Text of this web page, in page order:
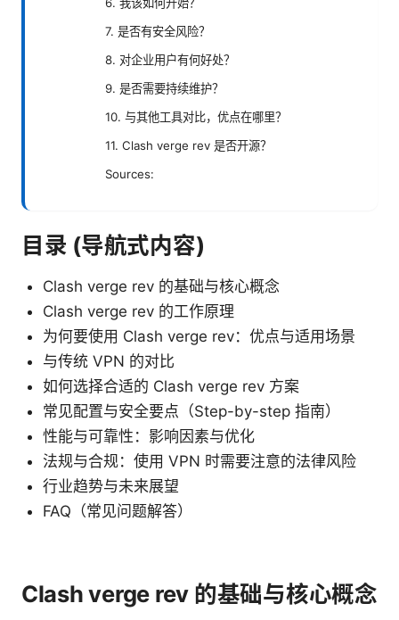
7. 是否有安全风险？
8. 对企业用户有何好处？
9. 是否需要持续维护？
10. 与其他工具对比，优点在哪里？
11. Clash verge rev 是否开源？
Sources:
目录 (导航式内容)
Clash verge rev 的基础与核心概念
Clash verge rev 的工作原理
为何要使用 Clash verge rev：优点与适用场景
与传统 VPN 的对比
如何选择合适的 Clash verge rev 方案
常见配置与安全要点（Step-by-step 指南）
性能与可靠性：影响因素与优化
法规与合规：使用 VPN 时需要注意的法律风险
行业趋势与未来展望
FAQ（常见问题解答）
Clash verge rev 的基础与核心概念